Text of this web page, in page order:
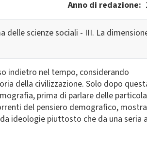
Anno di redazione
scienze sociali - III. La
indietro nel tempo, considerando
della civilizzazione. Solo dopo
prima di parlare delle
del pensiero demografico,
ideologie piuttosto che da una seria